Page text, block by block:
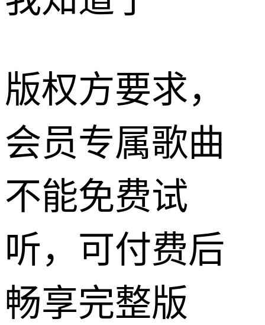
版权方要求，
会员专属歌曲
不能免费试
听，可付费后
畅享完整版